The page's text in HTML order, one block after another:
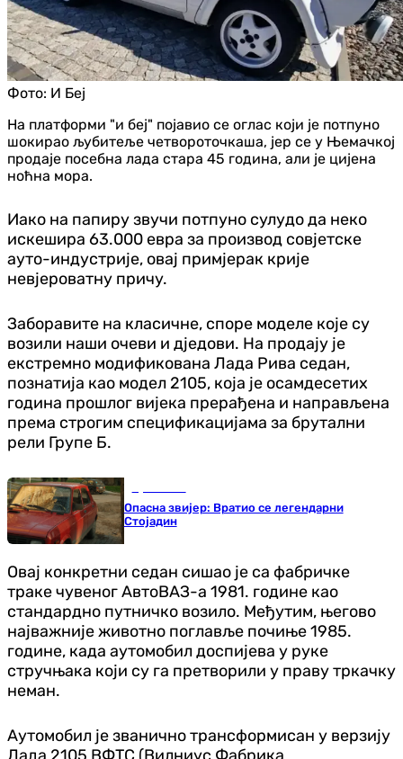
Фото: И Беј
На платформи "и беј" појавио се оглас који је потпуно
шокирао љубитеље четвороточкаша, јер се у Њемачкој
продаје посебна лада стара 45 година, али је цијена
ноћна мора.
Иако на папиру звучи потпуно сулудо да неко
искешира 63.000 евра за производ совјетске
ауто-индустрије, овај примјерак крије
невјероватну причу.
Заборавите на класичне, споре моделе које су
возили наши очеви и дједови. На продају је
екстремно модификована Лада Рива седан,
познатија као модел 2105, која је осамдесетих
година прошлог вијека прерађена и направљена
према строгим спецификацијама за брутални
рели Групе Б.
Опасна звијер: Вратио се легендарни
Стојадин
Овај конкретни седан сишао је са фабричке
траке чувеног АвтоВАЗ-а 1981. године као
стандардно путничко возило. Међутим, његово
најважније животно поглавље почиње 1985.
године, када аутомобил доспијева у руке
стручњака који су га претворили у праву тркачку
неман.
Аутомобил је званично трансформисан у верзију